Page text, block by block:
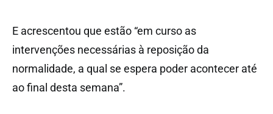
E acrescentou que estão “em curso as
intervenções necessárias à reposição da
normalidade, a qual se espera poder acontecer até
ao final desta semana”.